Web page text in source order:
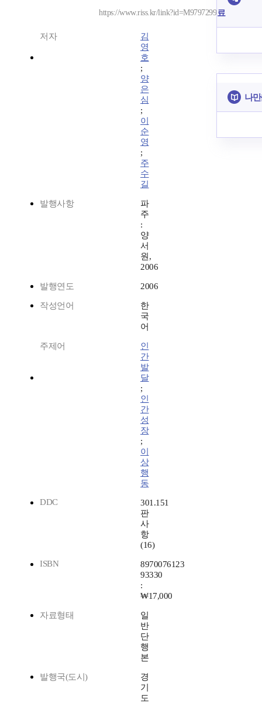
https://www.riss.kr/link?id=M9797299
저자
김
영
호
;
양
은
심
;
이
순
영
;
주
수
길
발행사항
파
주
:
양
서
원,
2006
발행연도 2006
작성언어
한
국
어
주제어
인
간
발
달
;
인
간
성
장
;
이
상
행
동
DDC
301.151
판
사
항
(16)
ISBN
8970076123
93330
:
₩17,000
자료형태
일
반
단
행
본
발행국(도시)
경
기
도
료
나